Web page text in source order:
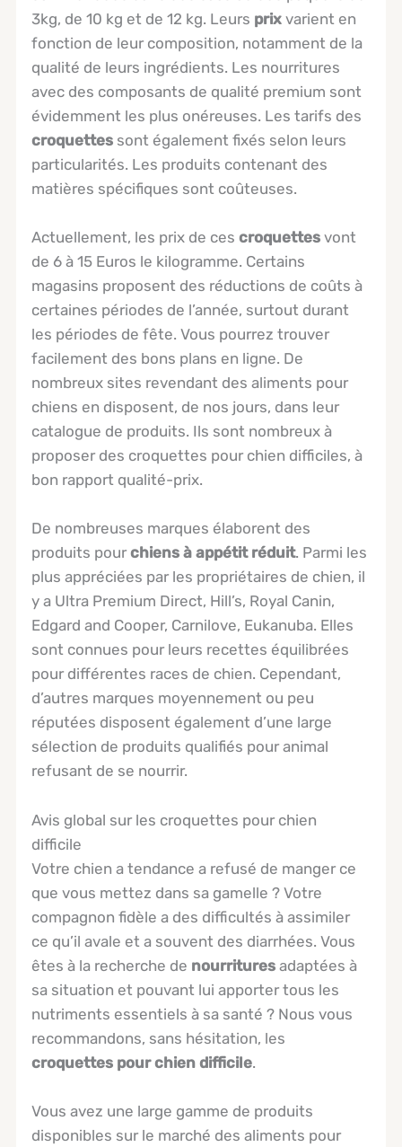
3kg, de 10 kg et de 12 kg. Leurs prixvarient en
fonction de leur composition, notamment de la
qualité de leurs ingrédients. Les nourritures
avec des composants de qualité premium sont
évidemment les plus onéreuses. Les tarifs des
croquettes sont également fixés selon leurs
particularités. Les produits contenant des
matières spécifiques sont coûteuses.
Actuellement, les prix de cescroquettesvont
de 6 à 15 Euros le kilogramme. Certains
magasins proposent des réductions de coûts à
certaines périodes de l’année, surtout durant
les périodes de fête. Vous pourrez trouver
facilement des bons plans en ligne. De
nombreux sites revendant des aliments pour
chiens en disposent, de nos jours, dans leur
catalogue de produits. Ils sont nombreux à
proposer des croquettes pour chien difficiles, à
bon rapport qualité-prix.
De nombreuses marques élaborent des
produits pourchiens à appétit réduit. Parmi les
plus appréciées par les propriétaires de chien, il
y a Ultra Premium Direct, Hill’s, Royal Canin,
Edgard and Cooper, Carnilove, Eukanuba. Elles
sont connues pour leurs recettes équilibrées
pour différentes races de chien. Cependant,
d’autres marques moyennement ou peu
réputées disposent également d’une large
sélection de produits qualifiés pour animal
refusant de se nourrir.
Avis global sur les croquettes pour chien
difficile
Votre chien a tendance a refusé de manger ce
que vous mettez dans sa gamelle ? Votre
compagnon fidèle a des difficultés à assimiler
ce qu’il avale et a souvent des diarrhées. Vous
êtes à la recherche de nourrituresadaptées à
sa situation et pouvant lui apporter tous les
nutriments essentiels à sa santé ? Nous vous
recommandons, sans hésitation, les
croquettes pour chien difficile.
Vous avez une large gamme de produits
disponibles sur le marché des aliments pour